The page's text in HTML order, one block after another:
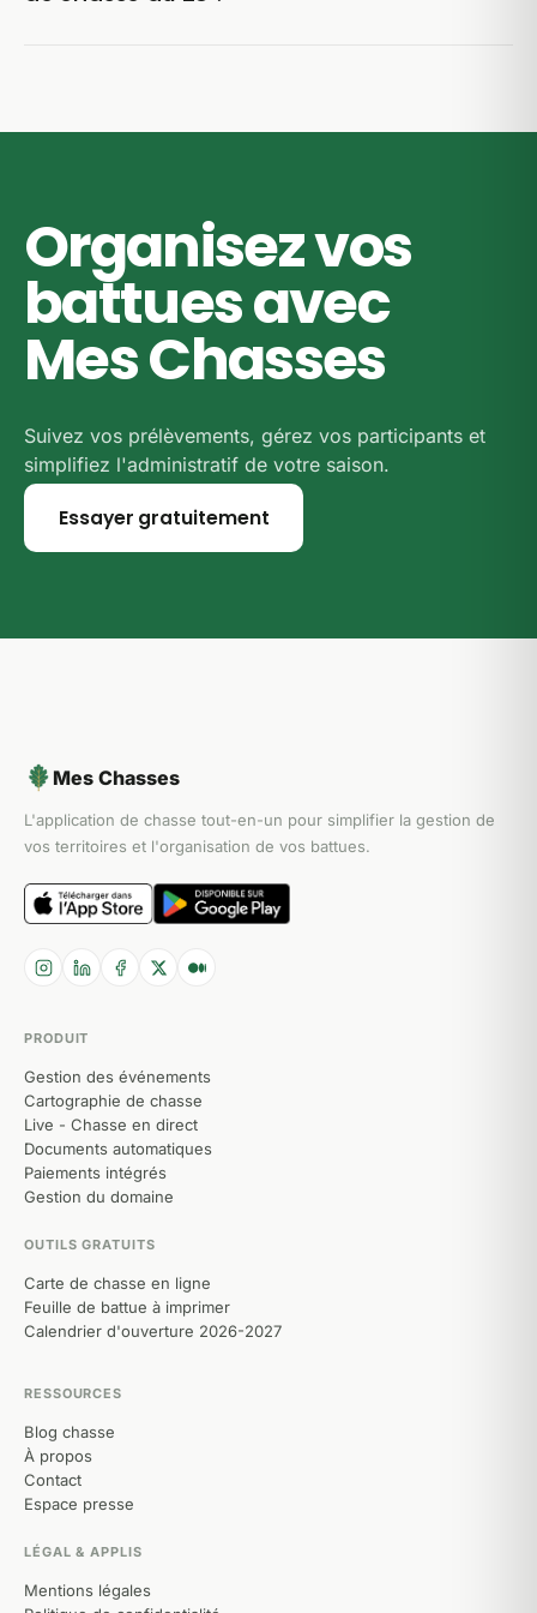
sortie.
Organisez vos
battues avec
Mes Chasses
Suivez vos prélèvements, gérez vos participants et
simplifiez l'administratif de votre saison.
Essayer gratuitement
Mes Chasses
L'application de chasse tout-en-un pour simplifier la gestion de
vos territoires et l'organisation de vos battues.
PRODUIT
Gestion des événements
Cartographie de chasse
Live - Chasse en direct
Documents automatiques
Paiements intégrés
Gestion du domaine
OUTILS GRATUITS
Carte de chasse en ligne
Feuille de battue à imprimer
Calendrier d'ouverture 2026-2027
RESSOURCES
Blog chasse
À propos
Contact
Espace presse
LÉGAL & APPLIS
Mentions légales